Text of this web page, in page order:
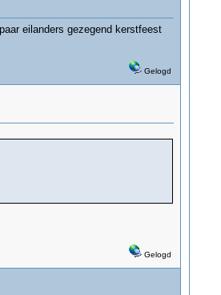
eilanders gezegend kerstfeest
Gelogd
Gelogd